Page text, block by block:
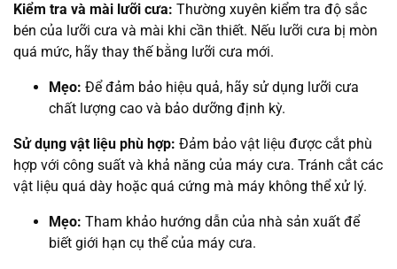
Kiểm tra và mài lưỡi cưa: Thường xuyên kiểm tra độ sắc
bén của lưỡi cưa và mài khi cần thiết. Nếu lưỡi cưa bị mòn
quá mức, hãy thay thế bằng lưỡi cưa mới.
Mẹo: Để đảm bảo hiệu quả, hãy sử dụng lưỡi cưa
chất lượng cao và bảo dưỡng định kỳ.
Sử dụng vật liệu phù hợp: Đảm bảo vật liệu được cắt phù
hợp với công suất và khả năng của máy cưa. Tránh cắt các
vật liệu quá dày hoặc quá cứng mà máy không thể xử lý.
Mẹo: Tham khảo hướng dẫn của nhà sản xuất để
biết giới hạn cụ thể của máy cưa.